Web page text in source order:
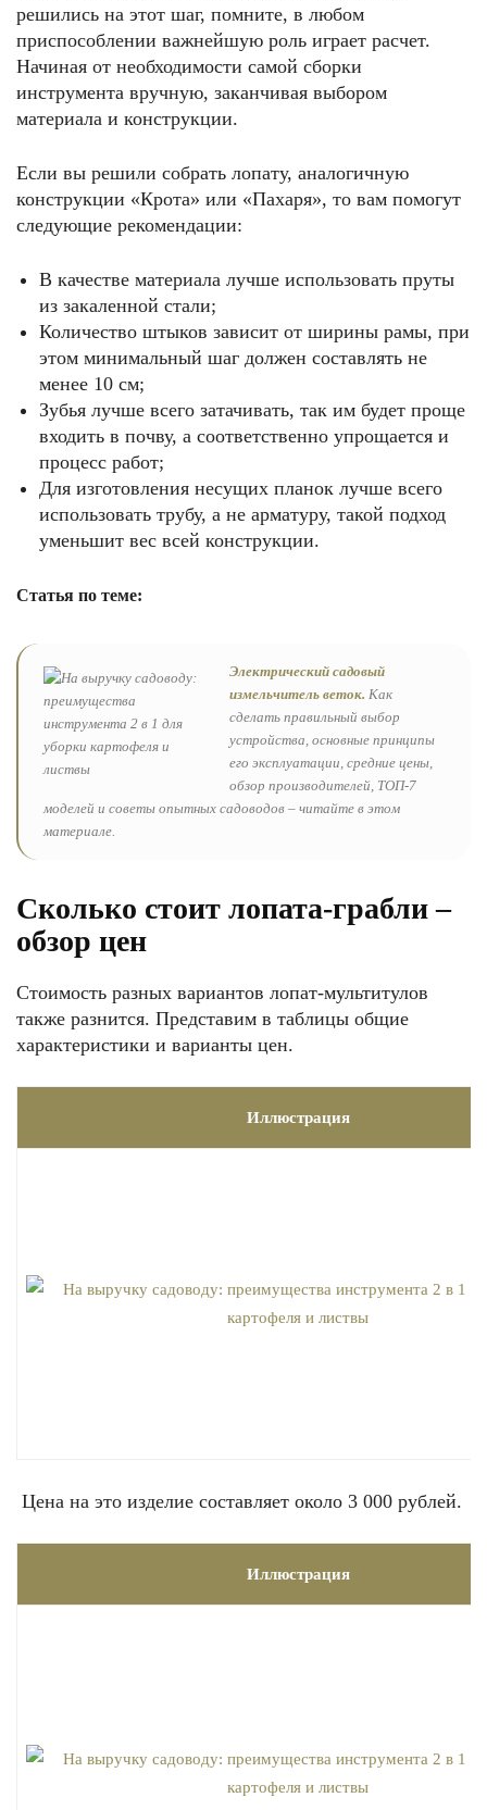
решились на этот шаг, помните, в любом
приспособлении важнейшую роль играет расчет.
Начиная от необходимости самой сборки
инструмента вручную, заканчивая выбором
материала и конструкции.
Если вы решили собрать лопату, аналогичную
конструкции «Крота» или «Пахаря», то вам помогут
следующие рекомендации:
В качестве материала лучше использовать пруты
из закаленной стали;
Количество штыков зависит от ширины рамы, при
этом минимальный шаг должен составлять не
менее 10 см;
Зубья лучше всего затачивать, так им будет проще
входить в почву, а соответственно упрощается и
процесс работ;
Для изготовления несущих планок лучше всего
использовать трубу, а не арматуру, такой подход
уменьшит вес всей конструкции.
Статья по теме:
Электрический садовый
измельчитель веток. Как
сделать правильный выбор
устройства, основные принципы
его эксплуатации, средние цены,
обзор производителей, ТОП-7
моделей и советы опытных садоводов – читайте в этом
материале.
Сколько стоит лопата-грабли –
обзор цен
Стоимость разных вариантов лопат-мультитулов
также разнится. Представим в таблицы общие
характеристики и варианты цен.
Иллюстрация
Цена на это изделие составляет около 3 000 рублей.
Иллюстрация